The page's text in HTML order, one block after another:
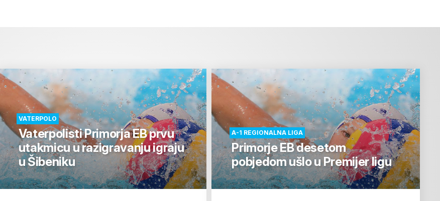
VATERPOLO
Vaterpolisti Primorja EB prvu
utakmicu u razigravanju igraju
u Šibeniku
A-1 REGIONALNA LIGA
Primorje EB desetom
pobjedom ušlo u Premijer ligu